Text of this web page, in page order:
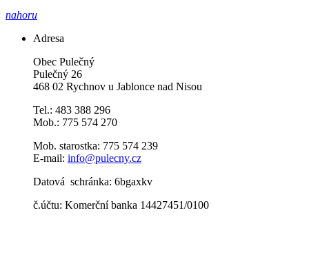
nahoru
Adresa
Obec Pulečný
Pulečný 26
468 02 Rychnov u Jablonce nad Nisou
Tel.: 483 388 296
Mob.: 775 574 270
Mob. starostka: 775 574 239
E-mail: info@pulecny.cz
Datová schránka: 6bgaxkv
č.účtu: Komerční banka 14427451/0100